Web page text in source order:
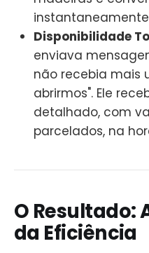
Disponibilidade
enviava
não recebia mais
abrirmos". Ele
detalhado, com
parcelados, na
O Resultado:
da Eficiência